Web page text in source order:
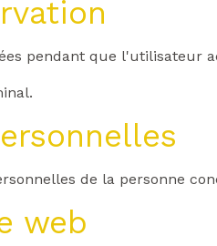
pendant que l'utilisateur
de la personne
web